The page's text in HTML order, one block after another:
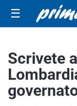
☰
Scrivete